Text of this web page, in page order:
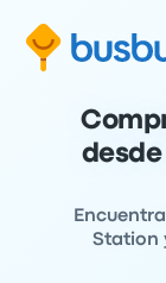
Station